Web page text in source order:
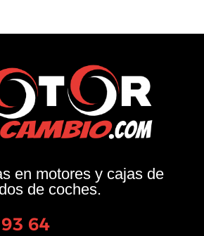
en motores y cajas de
de coches.
64